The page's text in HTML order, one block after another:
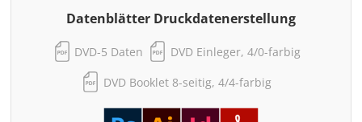
Datenblätter Druckdatenerstellung
DVD-5 Daten DVD Einleger, 4/0-farbig
DVD Booklet 8-seitig, 4/4-farbig